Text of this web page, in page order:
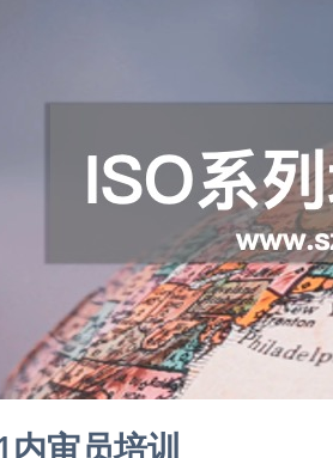
内审员培训